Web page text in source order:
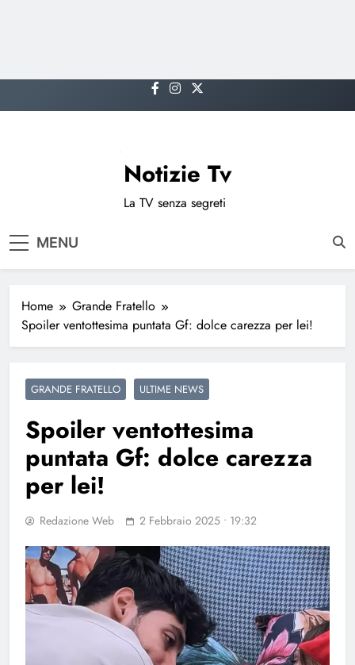
to
Notizie Tv
La TV senza segreti
MENU
Home
Grande Fratello
Spoiler ventottesima puntata Gf: dolce carezza per lei!
GRANDE FRATELLO ULTIME NEWS
Spoiler ventottesima
puntata Gf: dolce carezza
per lei!
Redazione Web 2 Febbraio 2025 • 19:32